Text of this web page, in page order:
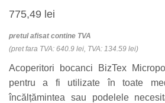
775,49 lei
pretul afisat contine TVA
(pret fara TVA: 640.9 lei, TVA: 134.59 lei)
Acoperitori bocanci BizTex
pentru a fi utilizate în toate
încălțămintea sau podelele